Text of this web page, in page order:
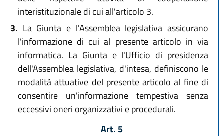
interistituzionale di cui all'articolo 3.
3. La Giunta e l'Assemblea legislativa assicurano
l'informazione di cui al presente articolo in via
informatica. La Giunta e l'Ufficio di presidenza
dell'Assemblea legislativa, d'intesa, definiscono le
modalità attuative del presente articolo al fine di
consentire un'informazione tempestiva senza
eccessivi oneri organizzativi e procedurali.
Art. 5